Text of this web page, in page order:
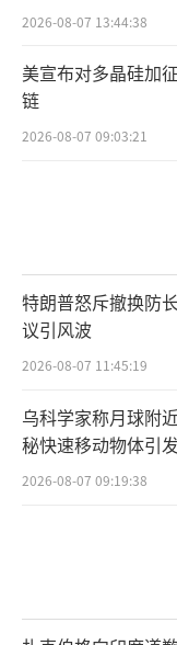
2026-08-07 13:44:38
美宣布对多晶硅加
链
2026-08-07 09:03:21
特朗普怒斥撤换防
议引风波
2026-08-07 11:45:19
乌科学家称月球附
秘快速移动物体引
2026-08-07 09:19:38